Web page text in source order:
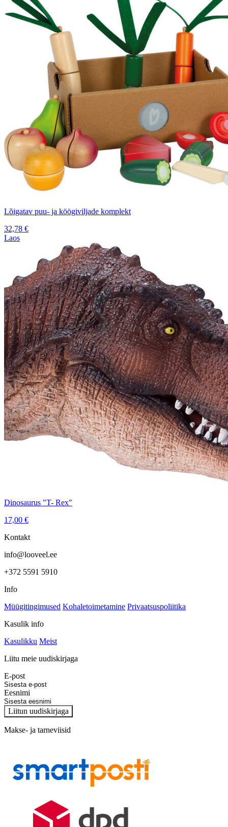
Lõigatav puu- ja köögiviljade komplekt
32,78 €
Laos
Dinosaurus "T- Rex"
17,00 €
Kontakt
info@looveel.ee
+372 5591 5910
Info
Müügitingimused Kohaletoimetamine Privaatsuspoliitika
Kasulik info
Kasulikku Meist
Liitu meie uudiskirjaga
E-post
Eesnimi
Liitun uudiskirjaga
Makse- ja tarneviisid